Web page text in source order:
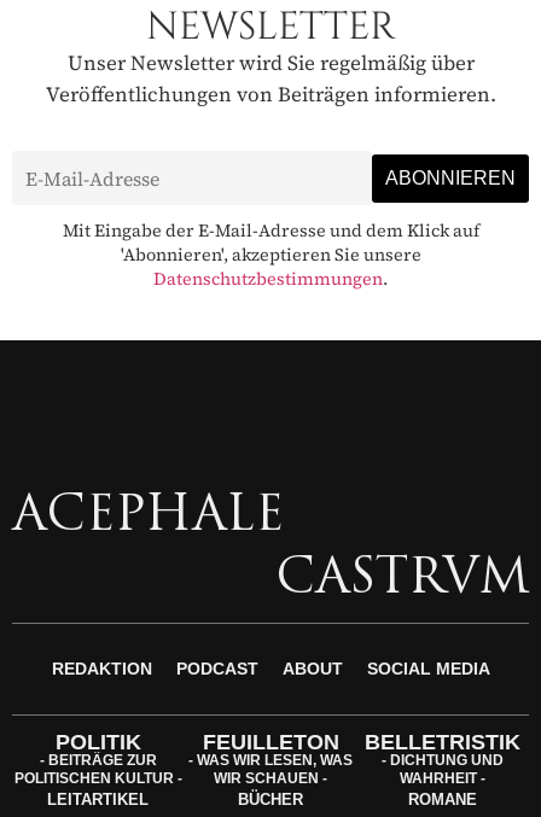
NEWSLETTER
Unser Newsletter wird Sie regelmäßig über
Veröffentlichungen von Beiträgen informieren.
Mit Eingabe der E-Mail-Adresse und dem Klick auf
'Abonnieren', akzeptieren Sie unsere
Datenschutzbestimmungen.
ACEPHALE
CASTRVM
REDAKTION PODCAST ABOUT SOCIAL MEDIA
POLITIK
- BEITRÄGE ZUR
POLITISCHEN KULTUR -
LEITARTIKEL
FEUILLETON
- WAS WIR LESEN, WAS
WIR SCHAUEN -
BÜCHER
BELLETRISTIK
- DICHTUNG UND
WAHRHEIT -
ROMANE